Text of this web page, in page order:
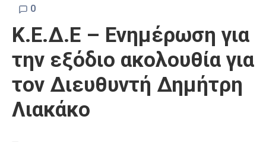
Δήμου
Προσκλήσεις
Αποφάσεις
Τηλέφωνα
Καιρός
0
Κ.Ε.Δ.Ε – Ενημέρωση για
την εξόδιο ακολουθία για
τον Διευθυντή Δημήτρη
Λιακάκο